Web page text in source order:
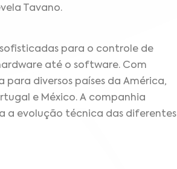
Tavano.
sofisticadas para o controle de
até o software. Com
para diversos países da América,
e México. A companhia
a evolução técnica das diferentes